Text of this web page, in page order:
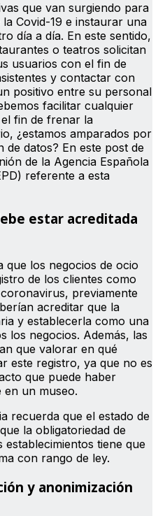
que van surgiendo para
Covid-19 e instaurar una
día a día. En este sentido,
o teatros solicitan
usuarios con el fin de
y contactar con
positivo entre su personal
facilitar cualquier
fin de frenar la
¿estamos amparados por
datos? En este post de
de la Agencia Española
referente a esta
estar acreditada
que los negocios de ocio
de los clientes como
previamente
acreditar que la
y establecerla como una
los negocios. Además, las
que valorar en qué
este registro, ya que no es
que puede haber
en un museo.
recuerda que el estado de
la obligatoriedad de
tiene que
con rango de ley.
y anonimización